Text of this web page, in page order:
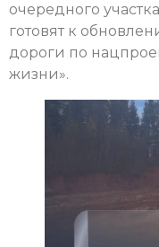
очередного
готовят к
дороги по
жизни».